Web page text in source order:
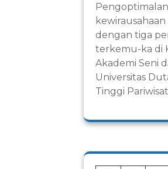
dengan tiga
terkemu-ka di
Akademi Seni
Universitas
Tinggi